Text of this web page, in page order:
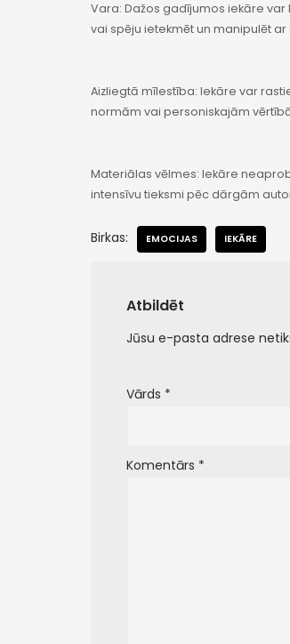
Vara: Dažos gadījumos iekāre
vai spēju ietekmēt un manipulēt
Aizliegtā mīlestība: Iekāre var
normām vai personiskajām
Materiālas vēlmes: Iekāre
intensīvu tieksmi pēc dārgām
Birkas: EMOCIJAS IEKĀRE
Atbildēt
Jūsu e-pasta adrese
Vārds *
Komentārs *